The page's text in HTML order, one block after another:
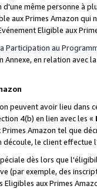
même personne à
aux Primes Amazon qui
Eligible aux
Participation au
en relation avec
peuvent avoir lieu dans
4(b) en lien avec les «
Amazon tel que
découle, le client
dès lors que
(par exemple, des
aux Primes